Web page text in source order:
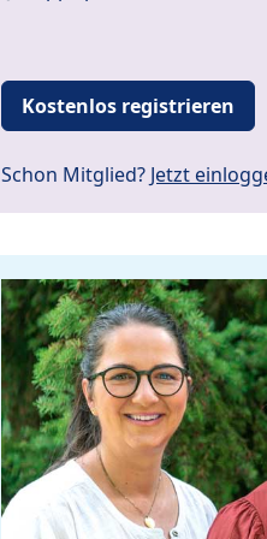
Kostenlos registrieren
Schon Mitglied? Jetzt